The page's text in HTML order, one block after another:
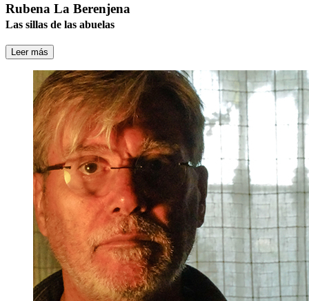
Rubena La Berenjena
Las sillas de las abuelas
Leer más